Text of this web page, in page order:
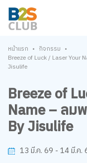
หน้าแรก • กิจกรรม •
Breeze of Luck / Laser Your
Jisulife
Breeze of
Name – ลม
By Jisulife
13 มี.ค. 69 - 14 มี.ค.